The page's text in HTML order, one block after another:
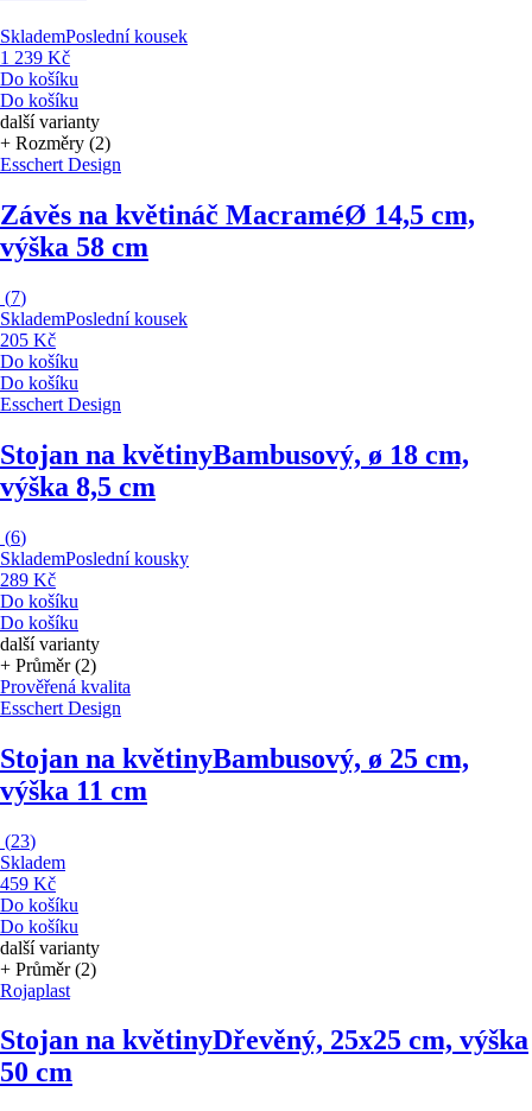
SklademPoslední kousek
1 239 Kč
Do košíku
Do košíku
další varianty
+ Rozměry (2)
Esschert Design
Závěs na květináč MacraméØ 14,5 cm,
výška 58 cm
(7)
SklademPoslední kousek
205 Kč
Do košíku
Do košíku
Esschert Design
Stojan na květinyBambusový, ø 18 cm,
výška 8,5 cm
(6)
SklademPoslední kousky
289 Kč
Do košíku
Do košíku
další varianty
+ Průměr (2)
Prověřená kvalita
Esschert Design
Stojan na květinyBambusový, ø 25 cm,
výška 11 cm
(23)
Skladem
459 Kč
Do košíku
Do košíku
další varianty
+ Průměr (2)
Rojaplast
Stojan na květinyDřevěný, 25x25 cm, výška
50 cm